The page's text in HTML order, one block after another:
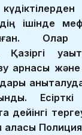
ішінде
Олар
арнасы және
дейінгі